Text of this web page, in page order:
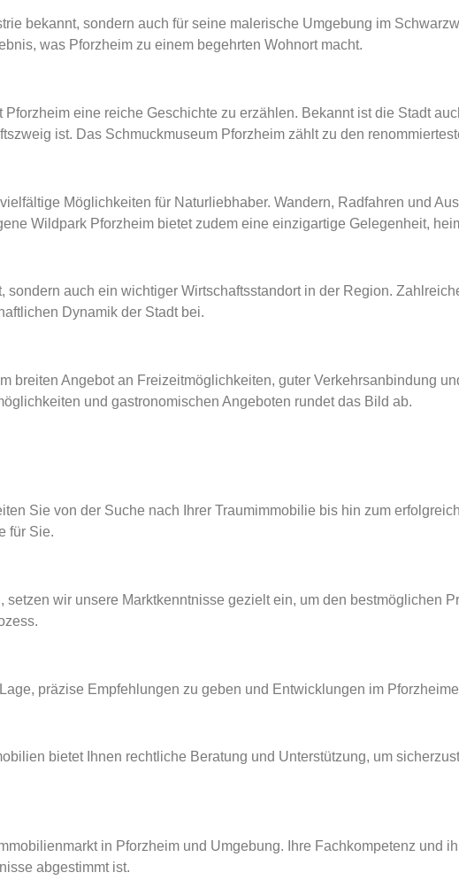
bekannt, sondern auch für seine malerische Umgebung im
was Pforzheim zu einem begehrten Wohnort macht.
eine reiche Geschichte zu erzählen. Bekannt ist die Stadt
ist. Das Schmuckmuseum Pforzheim zählt zu den
Möglichkeiten für Naturliebhaber. Wandern, Radfahren und
Wildpark Pforzheim bietet zudem eine einzigartige Gelegenheit,
auch ein wichtiger Wirtschaftsstandort in der Region.
Dynamik der Stadt bei.
breiten Angebot an Freizeitmöglichkeiten, guter Verkehrsanbindung
und gastronomischen Angeboten rundet das Bild ab.
Sie von der Suche nach Ihrer Traumimmobilie bis hin zum
für Sie.
wir unsere Marktkenntnisse gezielt ein, um den bestmöglichen
präzise Empfehlungen zu geben und Entwicklungen im
bietet Ihnen rechtliche Beratung und Unterstützung, um
in Pforzheim und Umgebung. Ihre Fachkompetenz und
abgestimmt ist.